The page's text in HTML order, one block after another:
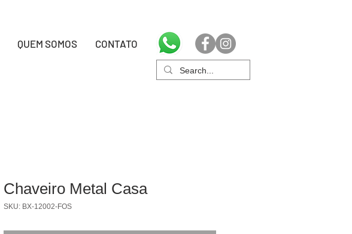
QUEM SOMOS CONTATO
Chaveiro Metal Casa
SKU: BX-12002-FOS